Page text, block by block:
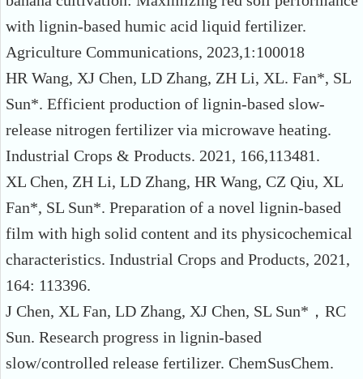
with lignin-based humic acid liquid fertilizer.
Agriculture Communications, 2023,1:100018
HR Wang, XJ Chen, LD Zhang, ZH Li, XL. Fan*, SL
Sun*. Efficient production of lignin-based slow-
release nitrogen fertilizer via microwave heating.
Industrial Crops & Products. 2021, 166,113481.
XL Chen, ZH Li, LD Zhang, HR Wang, CZ Qiu, XL
Fan*, SL Sun*. Preparation of a novel lignin-based
film with high solid content and its physicochemical
characteristics. Industrial Crops and Products, 2021,
164: 113396.
J Chen, XL Fan, LD Zhang, XJ Chen, SL Sun* ， RC
Sun. Research progress in lignin-based
slow/controlled release fertilizer. ChemSusChem.